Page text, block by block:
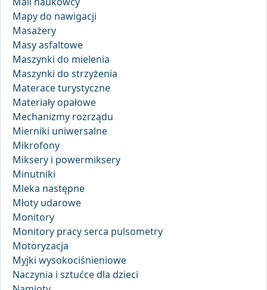
Mapy do nawigacji
Masażery
Masy asfaltowe
Maszynki do mielenia
Maszynki do strzyżenia
Materace turystyczne
Materiały opałowe
Mechanizmy rozrządu
Mierniki uniwersalne
Mikrofony
Miksery i powermiksery
Minutniki
Mleka następne
Młoty udarowe
Monitory
Monitory pracy serca pulsometry
Motoryzacja
Myjki wysokociśnieniowe
Naczynia i sztućce dla dzieci